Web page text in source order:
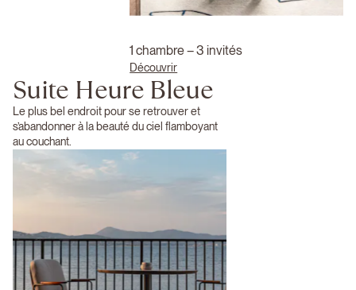
1 chambre – 3 invités
Découvrir
Suite Heure Bleue
Le plus bel endroit pour se retrouver et
s’abandonner à la beauté du ciel flamboyant
au couchant.